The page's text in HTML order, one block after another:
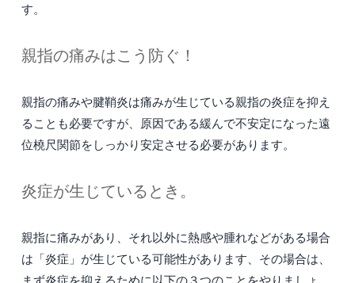
す。
親指の痛みはこう防ぐ！
親指の痛みや腱鞘炎は痛みが生じている親指の炎症を抑え
ることも必要ですが、原因である緩んで不安定になった遠
位橈尺関節をしっかり安定させる必要があります。
炎症が生じているとき。
親指に痛みがあり、それ以外に熱感や腫れなどがある場合
は「炎症」が生じている可能性があります、その場合は、